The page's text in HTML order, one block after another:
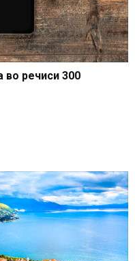
во речиси 300